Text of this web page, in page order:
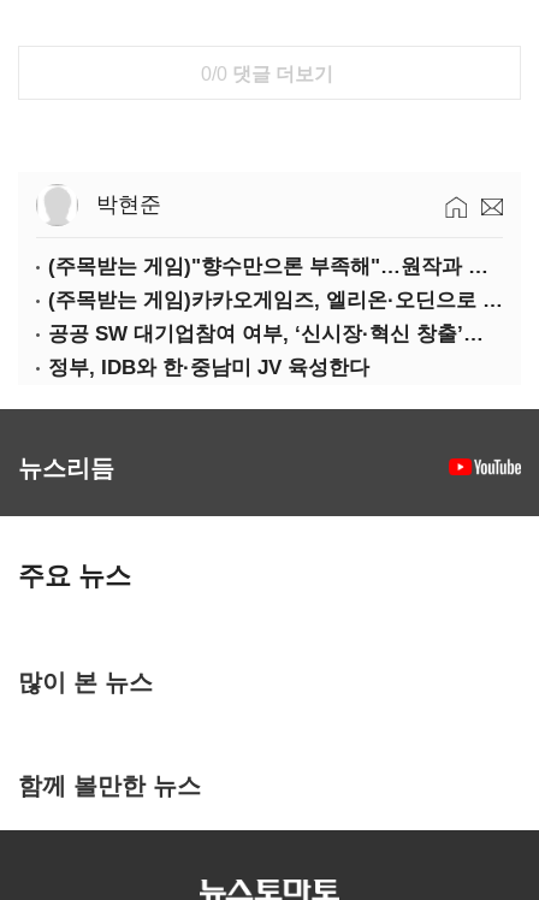
0/0 댓글 더보기
박현준
(주목받는 게임)"향수만으론 부족해"…원작과 차별화 성공한 '리니지M'
(주목받는 게임)카카오게임즈, 엘리온·오딘으로 MMORPG 투트랙 공세
공공 SW 대기업참여 여부, ‘신시장·혁신 창출’도 평가한다
정부, IDB와 한·중남미 JV 육성한다
뉴스리듬
주요 뉴스
많이 본 뉴스
함께 볼만한 뉴스